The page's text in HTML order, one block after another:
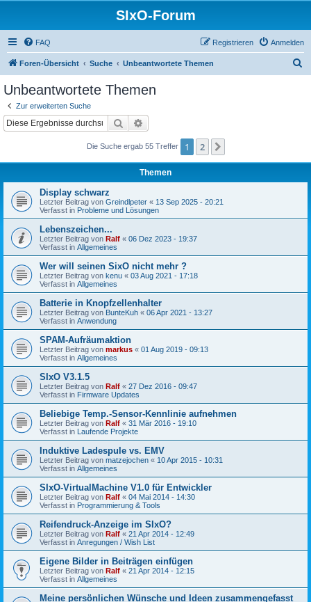
SIxO-Forum
FAQ Anmelden
Registrieren
Foren-Übersicht Suche Unbeantwortete Themen
Unbeantwortete Themen
Zur erweiterten Suche
Suche
Die Suche ergab 55 Treffer 1 2
Themen
Display schwarz
Letzter Beitrag von Greindlpeter « 13 Sep 2025 - 20:21
Verfasst in Probleme und Lösungen
Lebenszeichen...
Letzter Beitrag von Ralf « 06 Dez 2023 - 19:37
Verfasst in Allgemeines
Wer will seinen SixO nicht mehr ?
Letzter Beitrag von kenu « 03 Aug 2021 - 17:18
Verfasst in Allgemeines
Batterie in Knopfzellenhalter
Letzter Beitrag von BunteKuh « 06 Apr 2021 - 13:27
Verfasst in Anwendung
SPAM-Aufräumaktion
Letzter Beitrag von markus « 01 Aug 2019 - 09:13
Verfasst in Allgemeines
SIxO V3.1.5
Letzter Beitrag von Ralf « 27 Dez 2016 - 09:47
Verfasst in Firmware Updates
Beliebige Temp.-Sensor-Kennlinie aufnehmen
Letzter Beitrag von Ralf « 31 Mär 2016 - 19:10
Verfasst in Laufende Projekte
Induktive Ladespule vs. EMV
Letzter Beitrag von matzejochen « 10 Apr 2015 - 10:31
Verfasst in Allgemeines
SIxO-VirtualMachine V1.0 für Entwickler
Letzter Beitrag von Ralf « 04 Mai 2014 - 14:30
Verfasst in Programmierung & Tools
Reifendruck-Anzeige im SIxO?
Letzter Beitrag von Ralf « 21 Apr 2014 - 12:49
Verfasst in Anregungen / Wish List
Eigene Bilder in Beiträgen einfügen
Letzter Beitrag von Ralf « 21 Apr 2014 - 12:15
Verfasst in Allgemeines
Meine persönlichen Wünsche und Ideen zusammengefasst